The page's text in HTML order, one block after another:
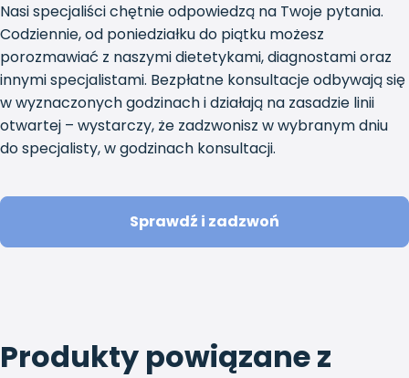
Nasi specjaliści chętnie odpowiedzą na Twoje pytania.
Codziennie, od poniedziałku do piątku możesz
porozmawiać z naszymi dietetykami, diagnostami oraz
innymi specjalistami. Bezpłatne konsultacje odbywają się
w wyznaczonych godzinach i działają na zasadzie linii
otwartej – wystarczy, że zadzwonisz w wybranym dniu
do specjalisty, w godzinach konsultacji.
Sprawdź i zadzwoń
Produkty powiązane z